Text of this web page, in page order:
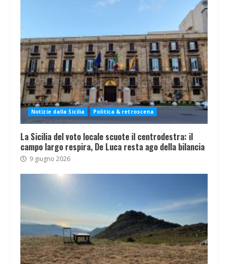
Notizie dalla Sicilia Politica & retroscena
La Sicilia del voto locale scuote il centrodestra: il
campo largo respira, De Luca resta ago della bilancia
9 giugno 2026